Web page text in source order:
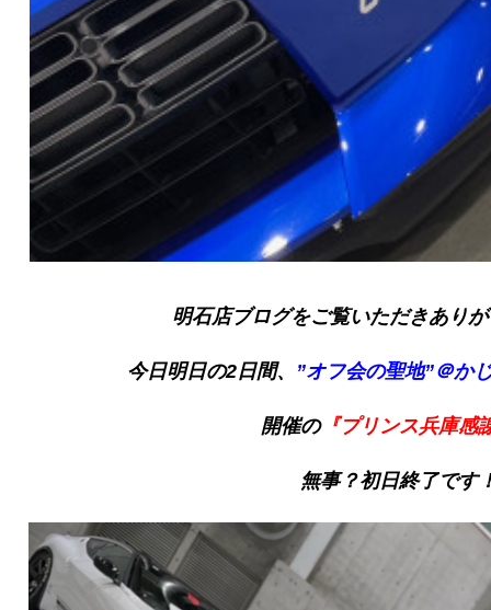
明石店ブログをご覧いただきあり
今日明日の2日間、 ”オフ会の聖地”＠か
開催の『プリンス兵庫感
無事？初日終了です